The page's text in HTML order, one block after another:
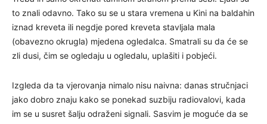
to znali odavno. Tako su se u stara vremena u Kini na baldahin
iznad kreveta ili negdje pored kreveta stavljala mala
(obavezno okrugla) mjedena ogledalca. Smatrali su da će se
zli dusi, čim se ogledaju u ogledalu, uplašiti i pobjeći.
Izgleda da ta vjerovanja nimalo nisu naivna: danas stručnjaci
jako dobro znaju kako se ponekad suzbiju radiovalovi, kada
im se u susret šalju odraženi signali. Sasvim je moguće da se